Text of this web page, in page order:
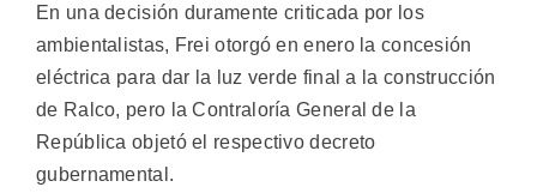
En una decisión duramente criticada por los
ambientalistas, Frei otorgó en enero la concesión
eléctrica para dar la luz verde final a la construcción
de Ralco, pero la Contraloría General de la
República objetó el respectivo decreto
gubernamental.